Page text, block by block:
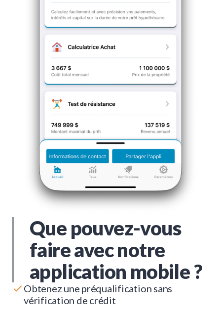
Que pouvez-vous
faire avec notre
application mobile ?
Obtenez une préqualification sans
vérification de crédit